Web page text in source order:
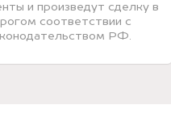
и произведут сделку в
соответствии с
РФ.